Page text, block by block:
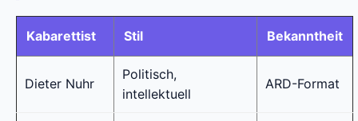
Kabarettist Stil Bekanntheit
Dieter Nuhr
Politisch,
intellektuell
ARD-Format